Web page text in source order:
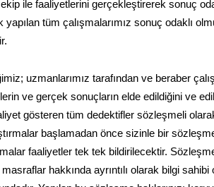
ile faaliyetlerini gerçekleştirerek sonuç
tüm çalışmalarımız sonuç odaklı
uzmanlarımız tarafından ve beraber
ve gerçek sonuçların elde edildiğini ve
gösteren tüm dedektifler sözleşmeli
başlamadan önce sizinle bir
faaliyetler tek tek bildirilecektir.
hakkında ayrıntılı olarak bilgi sahibi